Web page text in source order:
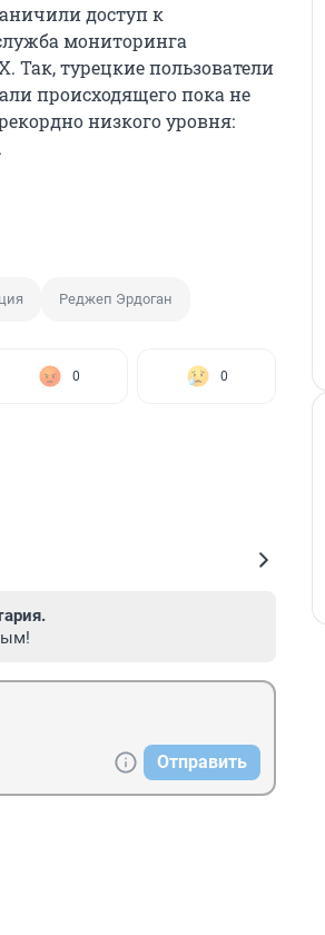
доступ к
мониторинга
Так, турецкие пользователи
происходящего пока не
низкого уровня:
Реджеп Эрдоган
0 0
Отправить